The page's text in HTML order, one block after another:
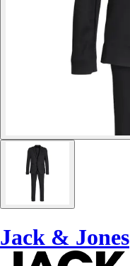
Jack & Jones